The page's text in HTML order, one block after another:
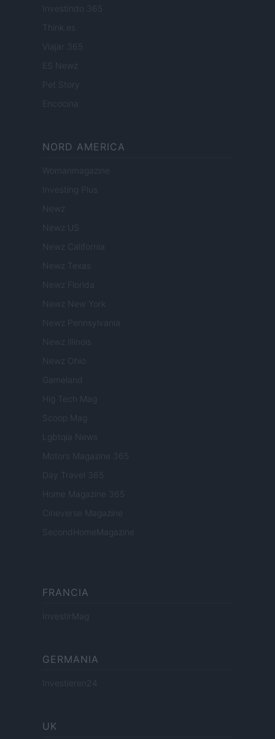
Investindo 365
Think.es
Viajar 365
ES Newz
Encocina
NORD AMERICA
Womanmagazine
Investing Plus
Newz
Newz US
Newz California
Newz Texas
Newz Florida
Newz New York
Newz Pennsylvania
Newz Illinois
Newz Ohio
Gameland
Hig Tech Mag
Scoop Mag
Lgbtqia News
Motors Magazine 365
Day Travel 365
Home Magazine 365
Cineverse Magazine
SecondHomeMagazine
FRANCIA
InvestirMag
GERMANIA
Investieren24
UK